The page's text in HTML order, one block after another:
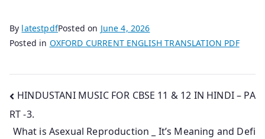
By latestpdfPosted on June 4, 2026
Posted in OXFORD CURRENT ENGLISH TRANSLATION PDF
Post
navigation
HINDUSTANI MUSIC FOR CBSE 11 & 12 IN HINDI – PA
RT -3.
What is Asexual Reproduction _ It’s Meaning and Defi